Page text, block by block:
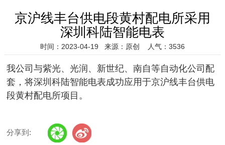
京沪线丰台供电段黄村配电所采用
深圳科陆智能电表
时间：2023-04-19 来源：原创 人气：3536
我公司与紫光、光润、新世纪、南自等自动化公司配
套，将深圳科陆智能电表成功应用于京沪线丰台供电
段黄村配电所项目 。
分享到: